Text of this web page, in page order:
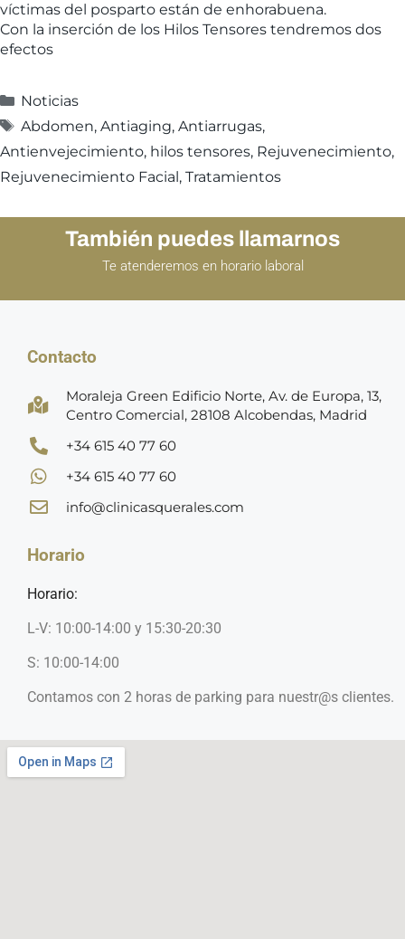
víctimas del posparto están de enhorabuena.
Con la inserción de los Hilos Tensores tendremos dos
efectos
Noticias
Abdomen, Antiaging, Antiarrugas,
Antienvejecimiento, hilos tensores, Rejuvenecimiento,
Rejuvenecimiento Facial, Tratamientos
También puedes llamarnos
Te atenderemos en horario laboral
Contacto
Moraleja Green Edificio Norte, Av. de Europa, 13,
Centro Comercial, 28108 Alcobendas, Madrid
+34 615 40 77 60
+34 615 40 77 60
info@clinicasquerales.com
Horario
Horario:
L-V: 10:00-14:00 y 15:30-20:30
S: 10:00-14:00
Contamos con 2 horas de parking para nuestr@s clientes.